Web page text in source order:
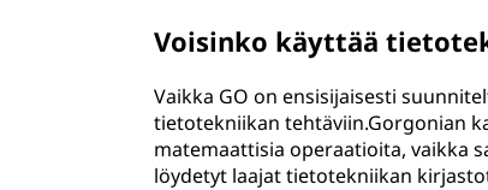
Voisinko käyttää
Vaikka GO on ensisijaisesti
tietotekniikan tehtäviin.Gorgonian
matemaattisia operaatioita, vaikka
löydetyt laajat tietotekniikan